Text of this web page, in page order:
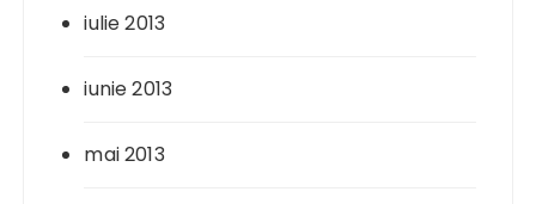
iulie 2013
iunie 2013
mai 2013